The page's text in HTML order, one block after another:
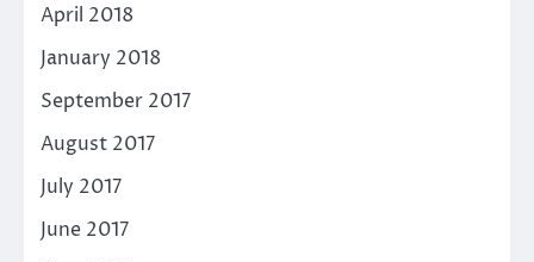
April 2018
January 2018
September 2017
August 2017
July 2017
June 2017